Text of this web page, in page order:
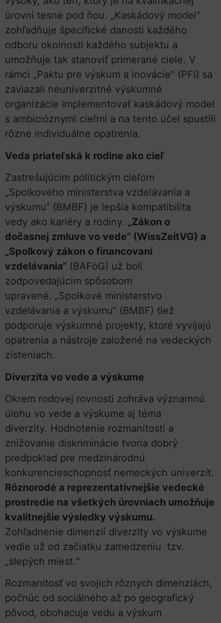
úrovni tesne pod ňou. „Kaskádový model“
zohľadňuje špecifické danosti každého
odboru okolnosti každého subjektu a
umožňuje tak stanoviť primerané ciele. V
rámci „Paktu pre výskum a inovácie“ (PFI) sa
zaviazali neuniverzitné výskumné
organizácie implementovať kaskádový model
s ambicióznymi cieľmi a na tento účel spustili
rôzne individuálne opatrenia.
Veda priateľská k rodine ako cieľ
Zastrešujúcim politickým cieľom
„Spolkového ministerstva vzdelávania a
výskumu“ (BMBF) je lepšia kompatibilita
vedy ako kariéry a rodiny. „Zákon o
dočasnej zmluve vo vede“ (WissZeitVG) a
„Spolkový zákon o financovaní
vzdelávania“ (BAFöG) už boli
zodpovedajúcim spôsobom
upravené. „Spolkové ministerstvo
vzdelávania a výskumu“ (BMBF) tiež
podporuje výskumné projekty, ktoré vyvíjajú
opatrenia a nástroje založené na vedeckých
zisteniach.
Diverzita vo vede a výskume
Okrem rodovej rovnosti zohráva významnú
úlohu vo vede a výskume aj téma
diverzity. Hodnotenie rozmanitosti a
znižovanie diskriminácie tvoria dobrý
predpoklad pre medzinárodnú
konkurencieschopnosť nemeckých univerzít.
Rôznorodé a reprezentatívnejšie vedecké
prostredie na všetkých úrovniach umožňuje
kvalitnejšie výsledky výskumu.
Zohľadnenie dimenzií diverzity vo výskume
vedie už od začiatku zamedzeniu tzv.
„slepých miest.“
Rozmanitosť vo svojich rôznych dimenziách,
počnúc od sociálneho až po geografický
pôvod, obohacuje vedu a výskum